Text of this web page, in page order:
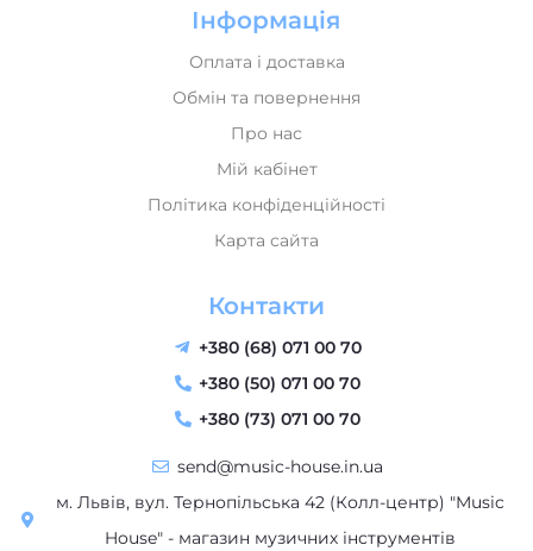
Обмін та повернення
Про нас
Мій кабінет
Політика конфіденційності
Карта сайта
Контакти
+380 (73) 071 00 70
send@music-house.in.ua
House" - магазин музичних інструментів
Пн-Пт: 09:30–18:30